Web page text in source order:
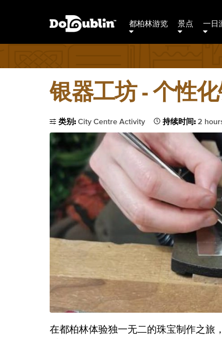
都柏林游览 景点 一日
银器工坊 - 个性
类别: City Centre Activity 持续时间: 2
在都柏林体验独一无二的珠宝制作之旅